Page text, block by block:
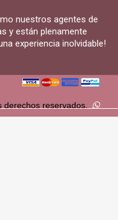
nuestros agentes de
y están plenamente
experiencia inolvidable!
derechos reservados.